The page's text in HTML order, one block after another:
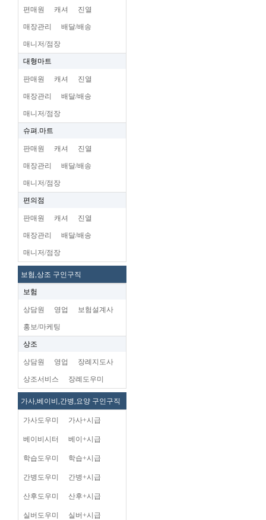
편매원 캐셔 진열
매장관리 배달/배송
매니저/점장
대형마트
판매원 캐셔 진열
매장관리 배달/배송
매니저/점장
슈펴.마트
판매원 캐셔 진열
매장관리 배달/배송
매니저/점장
편의점
판매원 캐셔 진열
매장관리 배달/배송
매니저/점장
보험,상조 구인구직
보험
상담원 영업 보험설계사
홍보/마케팅
상조
상담원 영업 장례지도사
상조서비스 장례도우미
가사,베이비,간병,요양 구인구직
가사도우미 가사+시급
베이비시터 베이+시급
학습도우미 학습+시급
간병도우미 간병+시급
산후도우미 산후+시급
실버도우미 실버+시급